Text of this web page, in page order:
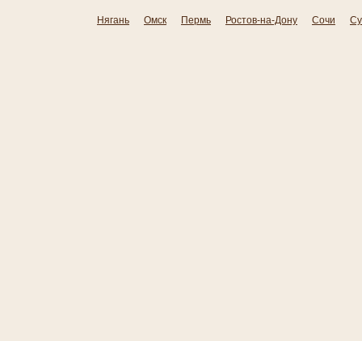
Нягань Омск Пермь Ростов-на-Дону Сочи